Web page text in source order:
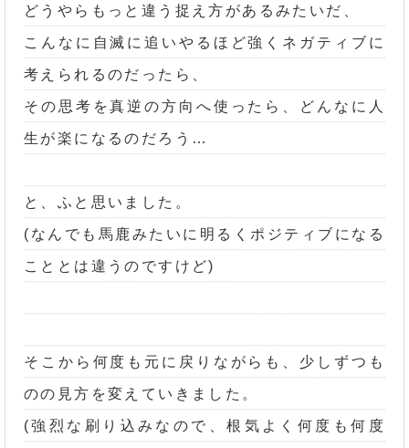
どうやらもっと違う捉え方があるみたいだ、
こんなに自滅に追いやるほど強くネガティブに
考えられるのだったら、
その思考を真逆の方向へ使ったら、どんなに人
生が楽になるのだろう…
と、ふと思いました。
(なんでも馬鹿みたいに明るくポジティブになる
こととは違うのですけど)
そこから何度も元に戻りながらも、少しずつも
のの見方を変えていきました。
(強烈な刷り込みなので、根気よく何度も何度